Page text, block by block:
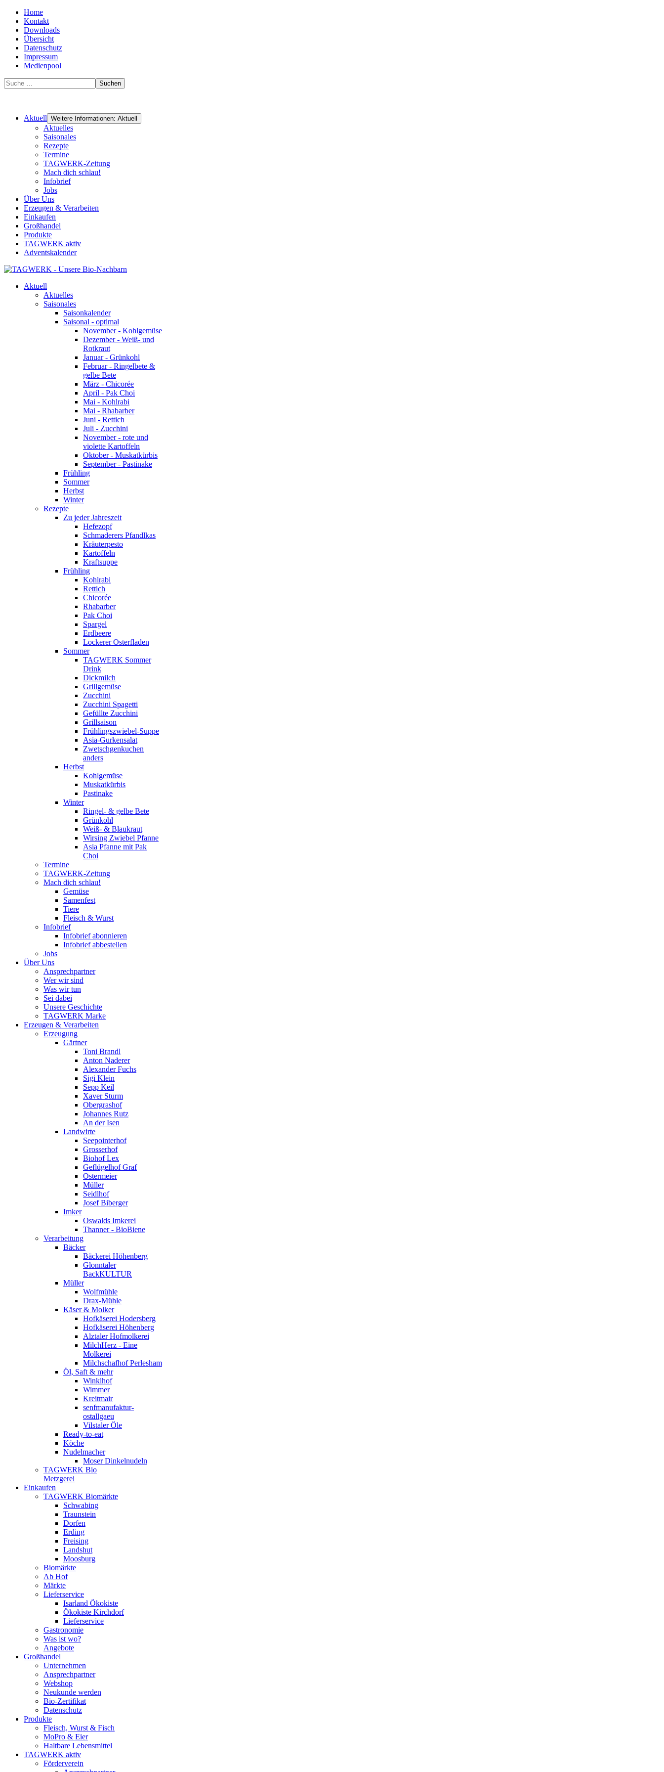
Home
Kontakt
Downloads
Übersicht
Datenschutz
Impressum
Medienpool
Suchen
Aktuell Weitere Informationen: Aktuell
Aktuelles
Saisonales
Rezepte
Termine
TAGWERK-Zeitung
Mach dich schlau!
Infobrief
Jobs
Über Uns
Erzeugen & Verarbeiten
Einkaufen
Großhandel
Produkte
TAGWERK aktiv
Adventskalender
Aktuell
Aktuelles
Saisonales
Saisonkalender
Saisonal - optimal
November - Kohlgemüse
Dezember - Weiß- und
Rotkraut
Januar - Grünkohl
Februar - Ringelbete &
gelbe Bete
März - Chicorée
April - Pak Choi
Mai - Kohlrabi
Mai - Rhabarber
Juni - Rettich
Juli - Zucchini
November - rote und
violette Kartoffeln
Oktober - Muskatkürbis
September - Pastinake
Frühling
Sommer
Herbst
Winter
Rezepte
Zu jeder Jahreszeit
Hefezopf
Schmaderers Pfandlkas
Kräuterpesto
Kartoffeln
Kraftsuppe
Frühling
Kohlrabi
Rettich
Chicorée
Rhabarber
Pak Choi
Spargel
Erdbeere
Lockerer Osterfladen
Sommer
TAGWERK Sommer
Drink
Dickmilch
Grillgemüse
Zucchini
Zucchini Spagetti
Gefüllte Zucchini
Grillsaison
Frühlingszwiebel-Suppe
Asia-Gurkensalat
Zwetschgenkuchen
anders
Herbst
Kohlgemüse
Muskatkürbis
Pastinake
Winter
Ringel- & gelbe Bete
Grünkohl
Weiß- & Blaukraut
Wirsing Zwiebel Pfanne
Asia Pfanne mit Pak
Choi
Termine
TAGWERK-Zeitung
Mach dich schlau!
Gemüse
Samenfest
Tiere
Fleisch & Wurst
Infobrief
Infobrief abonnieren
Infobrief abbestellen
Jobs
Über Uns
Ansprechpartner
Wer wir sind
Was wir tun
Sei dabei
Unsere Geschichte
TAGWERK Marke
Erzeugen & Verarbeiten
Erzeugung
Gärtner
Toni Brandl
Anton Naderer
Alexander Fuchs
Sigi Klein
Sepp Keil
Xaver Sturm
Obergrashof
Johannes Rutz
An der Isen
Landwirte
Seepointerhof
Grosserhof
Biohof Lex
Geflügelhof Graf
Ostermeier
Müller
Seidlhof
Josef Biberger
Imker
Oswalds Imkerei
Thanner - BioBiene
Verarbeitung
Bäcker
Bäckerei Höhenberg
Glonntaler
BackKULTUR
Müller
Wolfmühle
Drax-Mühle
Käser & Molker
Hofkäserei Hodersberg
Hofkäserei Höhenberg
Alztaler Hofmolkerei
MilchHerz - Eine
Molkerei
Milchschafhof Perlesham
Öl, Saft & mehr
Winklhof
Wimmer
Kreitmair
senfmanufaktur-
ostallgaeu
Vilstaler Öle
Ready-to-eat
Köche
Nudelmacher
Moser Dinkelnudeln
TAGWERK Bio
Metzgerei
Einkaufen
TAGWERK Biomärkte
Schwabing
Traunstein
Dorfen
Erding
Freising
Landshut
Moosburg
Biomärkte
Ab Hof
Märkte
Lieferservice
Isarland Ökokiste
Ökokiste Kirchdorf
Lieferservice
Gastronomie
Was ist wo?
Angebote
Großhandel
Unternehmen
Ansprechpartner
Webshop
Neukunde werden
Bio-Zertifikat
Datenschutz
Produkte
Fleisch, Wurst & Fisch
MoPro & Eier
Haltbare Lebensmittel
TAGWERK aktiv
Förderverein